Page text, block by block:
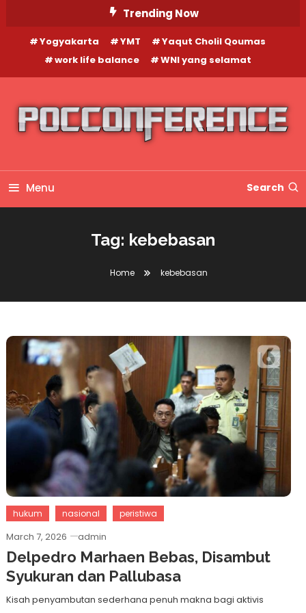
Content
Trending Now
Yogyakarta YMT
Yaqut Cholil Qoumas
work life balance
WNI yang selamat
Menu Search
Tag: kebebasan
Home kebebasan
hukum nasional peristiwa
March 7, 2026 admin
Delpedro Marhaen Bebas, Disambut
Syukuran dan Pallubasa
Kisah penyambutan sederhana penuh makna bagi aktivis